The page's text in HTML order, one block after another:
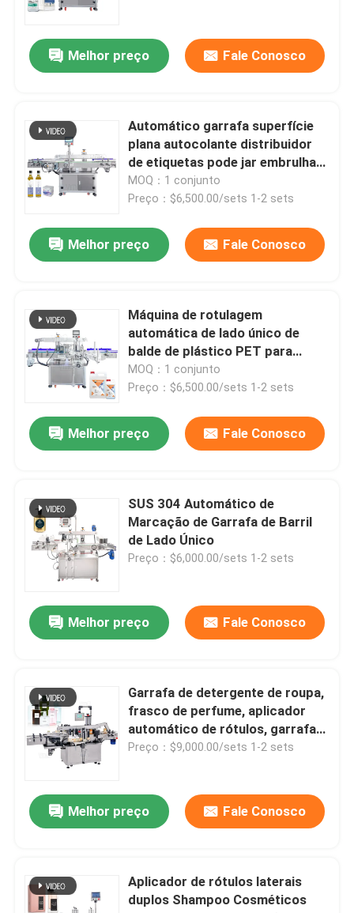
Produtos
Vídeos
Sobre nós
Controle da qualidade
Contacte-nos
Notícia
Peça umas citações
máquina de etiquetas automática
Máquina de etiquetas quadrada da garrafa
Máquina de etiquetas da superfície plana
máquina de etiquetas do saco
Máquina de rotulagem de impressão
Melhor preço Fale Conosco
Automático garrafa superfície
plana autocolante distribuidor
de etiquetas pode jar embrulhar
em torno de máquina de
rotulagem
MOQ：1 conjunto
Preço：$6,500.00/sets 1-2 sets
Melhor preço Fale Conosco
Máquina de rotulagem
automática de lado único de
balde de plástico PET para
detergente de roupa YM610
MOQ：1 conjunto
Preço：$6,500.00/sets 1-2 sets
Melhor preço Fale Conosco
SUS 304 Automático de
Marcação de Garrafa de Barril
de Lado Único
Preço：$6,000.00/sets 1-2 sets
Melhor preço Fale Conosco
Garrafa de detergente de roupa,
frasco de perfume, aplicador
automático de rótulos, garrafa
retangular, máquina de
Preço：$9,000.00/sets 1-2 sets
Melhor preço Fale Conosco
Aplicador de rótulos laterais
duplos Shampoo Cosméticos